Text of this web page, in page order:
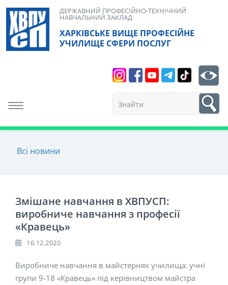
Skip
content
ХАРКІВСЬКЕ ВИЩЕ ПРОФЕСІЙНЕ
УЧИЛИЩЕ СФЕРИ ПОСЛУГ
ДЕРЖАВНИЙ ПРОФЕСІЙНО-ТЕХНІЧНИЙ
НАВЧАЛЬНИЙ ЗАКЛАД
Toggle navigation
1
Всі новини
Змішане навчання в ХВПУСП:
виробниче навчання з професії
«Кравець»
16.12.2020
Виробниче навчання в майстернях училища: учні
групи 9-18 «Кравець» під керівництвом майстра